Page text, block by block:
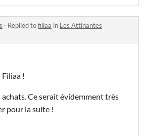
· Replied tofiliaa in Les Attinantes
!
Ce serait évidemment très
pour la suite !